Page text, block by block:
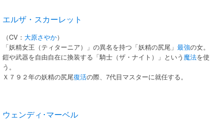
エルザ・スカーレット
（CV： 大原さやか）
「妖精女王（ティターニア）」の異名を持つ「妖精の尻尾」 最強の女。
鎧や武器を自由自在に換装する「騎士（ザ・ナイト）」という 魔法を使
う。
Ｘ７９２年の妖精の尻尾復活の際、7代目マスターに就任する。
ウェンディ･マーベル